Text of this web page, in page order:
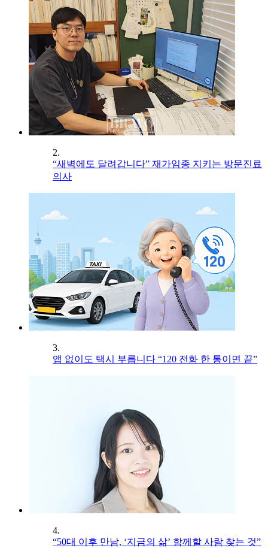
2.
“새벽에도 달려갑니다” 재가임종 지키는 방문진료
의사
3.
앱 없이도 택시 부릅니다 “120 전화 한 통이면 끝”
4.
“50대 이후 만남, ‘지금의 삶’ 함께할 사람 찾는 것”